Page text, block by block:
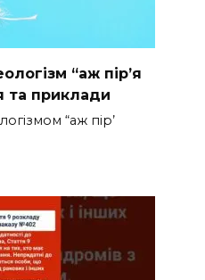
“аж пір’я
та приклади
“аж пір’